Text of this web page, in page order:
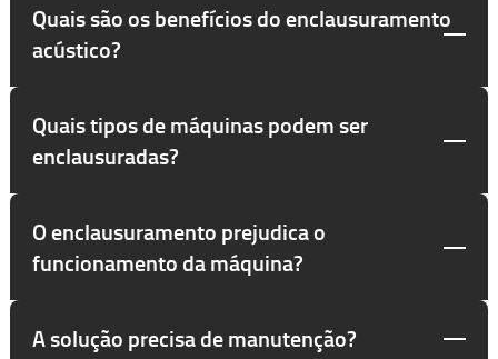
Quais são os benefícios do enclausuramento
acústico?
Quais tipos de máquinas podem ser
enclausuradas?
O enclausuramento prejudica o
funcionamento da máquina?
A solução precisa de manutenção?